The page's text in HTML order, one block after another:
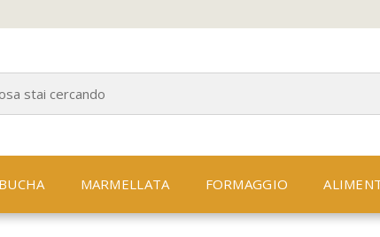
MARMELLATA FORMAGGIO